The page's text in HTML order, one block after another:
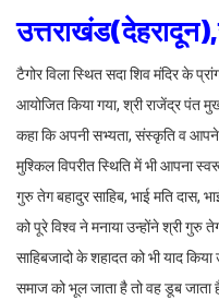
टैगोर विला स्थित सदा शिव मंदिर के
आयोजित किया गया, श्री राजेंद्र पंत
कहा कि अपनी सभ्यता, संस्कृति व
मुश्किल विपरीत स्थिति में भी आपना
गुरु तेग बहादुर साहिब, भाई मति दास,
को पूरे विश्व ने मनाया उन्होंने श्री गुरु
साहिबजादो के शहादत को भी याद
समाज को भूल जाता है तो वह डूब जाता